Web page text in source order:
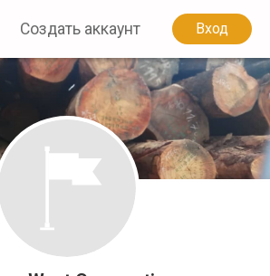
Создать аккаунт Вход